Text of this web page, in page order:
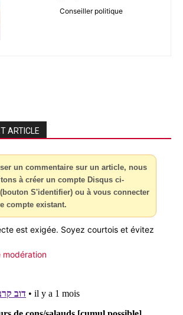
Conseiller politique
ARTICLE
un commentaire sur un article, nous
à créer un compte Disqus ci-
S'identifier) ou à vous connecter
compte existant.
est exigée. Soyez courtois et évitez
modération